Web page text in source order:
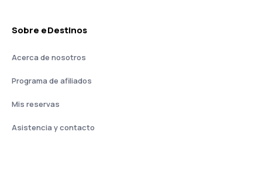
Sobre eDestinos
Acerca de nosotros
Programa de afiliados
Mis reservas
Asistencia y contacto